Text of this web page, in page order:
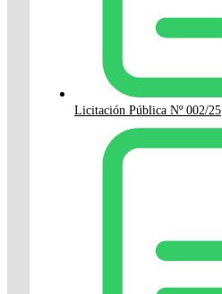
Licitación Pública Nº 002/25